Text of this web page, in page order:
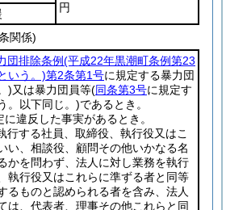
円
関係)
団排除条例(平成22年黒潮町条例第23
いう。)第2条第1号に規定する暴力団
)又は暴力団員等(同条第3号に規定す
。以下同じ。)であるとき。
に違反した事実があるとき。
行する社員、取締役、執行役又はこ
い、相談役、顧問その他いかなる名
かを問わず、法人に対し業務を執行
執行役又はこれらに準ずる者と同等
るものと認められる者を含み、法人
は、代表者、理事その他これらと同